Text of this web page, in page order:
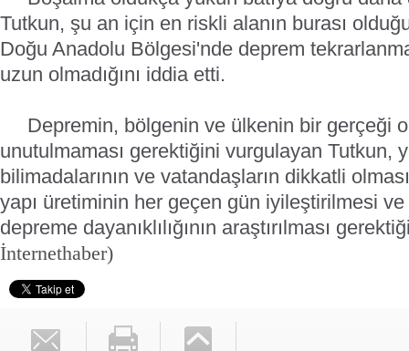
Tutkun, şu an için en riskli alanın burası
Doğu Anadolu Bölgesi'nde deprem
uzun olmadığını iddia etti.
Depremin, bölgenin ve ülkenin bir gerçeği
unutulmaması gerektiğini vurgulayan Tutkun,
bilimadalarının ve vatandaşların dikkatli
yapı üretiminin her geçen gün iyileştirilmesi ve
depreme dayanıklılığının araştırılması
İnternethaber)